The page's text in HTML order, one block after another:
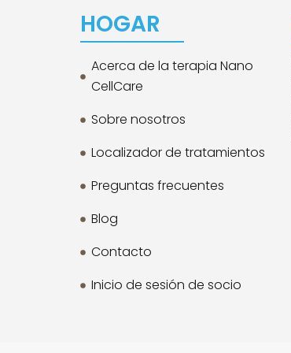
HOGAR
Acerca de la terapia Nano
CellCare
Sobre nosotros
Localizador de tratamientos
Preguntas frecuentes
Blog
Contacto
Inicio de sesión de socio